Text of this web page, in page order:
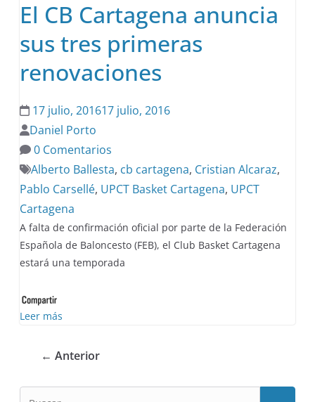
El CB Cartagena anuncia
sus tres primeras
renovaciones
17 julio, 201617 julio, 2016
Daniel Porto
0 Comentarios
Alberto Ballesta, cb cartagena, Cristian Alcaraz,
Pablo Carsellé, UPCT Basket Cartagena, UPCT
Cartagena
A falta de confirmación oficial por parte de la Federación
Española de Baloncesto (FEB), el Club Basket Cartagena
estará una temporada
Leer más
← Anterior